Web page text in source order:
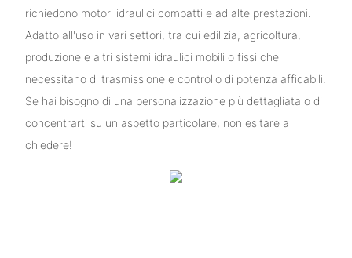
richiedono motori idraulici compatti e ad alte prestazioni.
Adatto all'uso in vari settori, tra cui edilizia, agricoltura,
produzione e altri sistemi idraulici mobili o fissi che
necessitano di trasmissione e controllo di potenza affidabili.
Se hai bisogno di una personalizzazione più dettagliata o di
concentrarti su un aspetto particolare, non esitare a
chiedere!